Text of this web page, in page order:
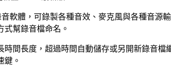
音軟體，可錄製各種音效、麥克風與各種音
幫錄音檔命名。
時間長度，超過時間自動儲存或另開新錄音
鍵。